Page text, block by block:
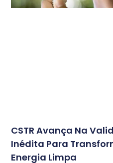
CSTR Avança Na
Inédita Para
Energia Limpa